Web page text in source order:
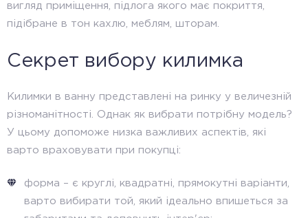
вигляд приміщення, підлога якого має покриття,
підібране в тон кахлю, меблям, шторам.
Секрет вибору килимка
Килимки в ванну представлені на ринку у величезній
різноманітності. Однак як вибрати потрібну модель?
У цьому допоможе низка важливих аспектів, які
варто враховувати при покупці:
форма – є круглі, квадратні, прямокутні варіанти,
варто вибирати той, який ідеально впишеться за